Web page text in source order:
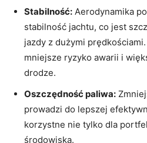
Stabilność: Aerodynamika
stabilność jachtu, co jest
jazdy z dużymi
mniejsze ryzyko awarii i
drodze.
Oszczędność paliwa:
prowadzi do lepszej
korzystne nie tylko dla
środowiska.